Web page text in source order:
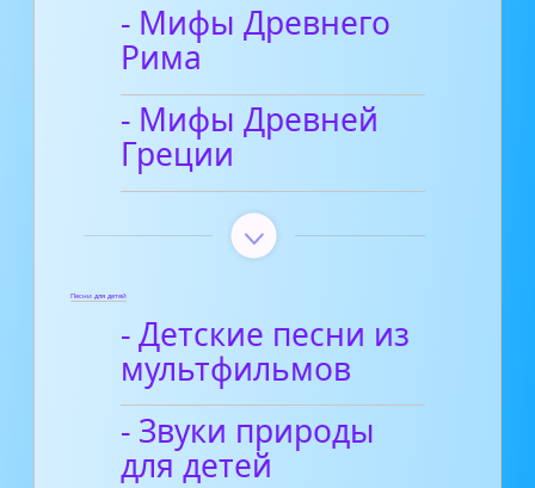
- Мифы Древнего
Рима
- Мифы Древней
Греции
Песни для детей
- Детские песни из
мультфильмов
- Звуки природы
для детей